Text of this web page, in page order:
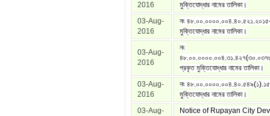
2016
মুক্তিযোদ্ধার নামের তালিকা।
03-Aug-
2016
নং
মুক্তিযোদ্ধার নামের তালিকা।
03-Aug-
2016
নং
প্রকৃত মুক্তিযোদ্ধার নামের তালিকা।
03-Aug-
2016
নং
মুক্তিযোদ্ধার নামের তালিকা।
03-Aug-
Notice of Rupayan City